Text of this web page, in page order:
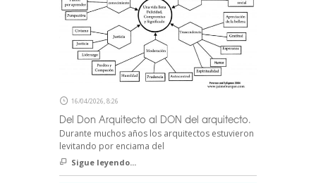
16/04/2026, 8:26
Del Don Arquitecto al DON del arquitecto.
Durante muchos años los arquitectos estuvieron
levitando por enciama del
Sigue leyendo...